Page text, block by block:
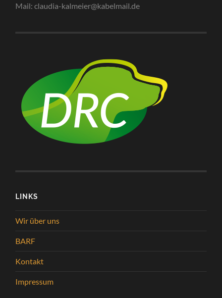
Mail: claudia-kalmeier@kabelmail.de
LINKS
Wir über uns
BARF
Kontakt
Impressum